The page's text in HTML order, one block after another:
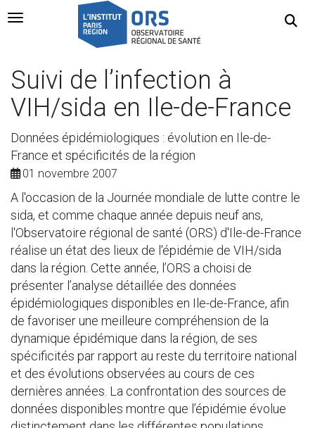
Navigation Toggle
Suivi de l’infection à
VIH/sida en Ile-de-France
Données épidémiologiques : évolution en Ile-de-
France et spécificités de la région
01 novembre 2007
A l'occasion de la Journée mondiale de lutte contre le
sida, et comme chaque année depuis neuf ans,
l'Observatoire régional de santé (ORS) d'Ile-de-France
réalise un état des lieux de l'épidémie de VIH/sida
dans la région. Cette année, l’ORS a choisi de
présenter l’analyse détaillée des données
épidémiologiques disponibles en Ile-de-France, afin
de favoriser une meilleure compréhension de la
dynamique épidémique dans la région, de ses
spécificités par rapport au reste du territoire national
et des évolutions observées au cours de ces
dernières années. La confrontation des sources de
données disponibles montre que l’épidémie évolue